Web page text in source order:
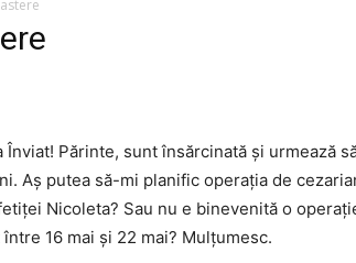
Înviat! Părinte, sunt însărcinată și urmează
Aș putea să-mi planific operația de
Nicoleta? Sau nu e binevenită o
între 16 mai și 22 mai? Mulțumesc.